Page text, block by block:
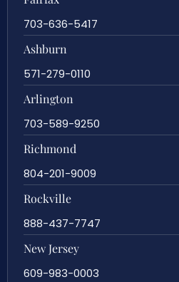
703-636-5417
Ashburn
571-279-0110
Arlington
703-589-9250
Richmond
804-201-9009
Rockville
888-437-7747
New Jersey
609-983-0003